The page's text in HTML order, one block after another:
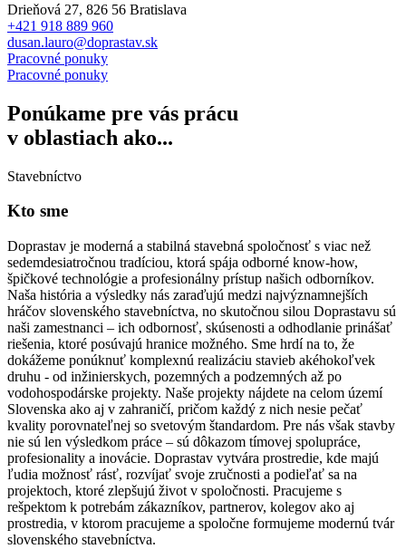
Drieňová 27, 826 56 Bratislava
+421 918 889 960
dusan.lauro@doprastav.sk
Pracovné ponuky
Pracovné ponuky
Ponúkame pre vás prácu
v oblastiach ako...
Stavebníctvo
Kto sme
Doprastav je moderná a stabilná stavebná spoločnosť s viac než
sedemdesiatročnou tradíciou, ktorá spája odborné know-how,
špičkové technológie a profesionálny prístup našich odborníkov.
Naša história a výsledky nás zaraďujú medzi najvýznamnejších
hráčov slovenského stavebníctva, no skutočnou silou Doprastavu sú
naši zamestnanci – ich odbornosť, skúsenosti a odhodlanie prinášať
riešenia, ktoré posúvajú hranice možného. Sme hrdí na to, že
dokážeme ponúknuť komplexnú realizáciu stavieb akéhokoľvek
druhu - od inžinierskych, pozemných a podzemných až po
vodohospodárske projekty. Naše projekty nájdete na celom území
Slovenska ako aj v zahraničí, pričom každý z nich nesie pečať
kvality porovnateľnej so svetovým štandardom. Pre nás však stavby
nie sú len výsledkom práce – sú dôkazom tímovej spolupráce,
profesionality a inovácie. Doprastav vytvára prostredie, kde majú
ľudia možnosť rásť, rozvíjať svoje zručnosti a podieľať sa na
projektoch, ktoré zlepšujú život v spoločnosti. Pracujeme s
rešpektom k potrebám zákazníkov, partnerov, kolegov ako aj
prostredia, v ktorom pracujeme a spoločne formujeme modernú tvár
slovenského stavebníctva.